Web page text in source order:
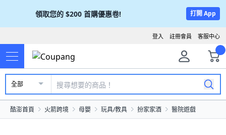
領取您的 $200 首購優惠卷! 打開 App
客服中心
註冊會員
登入
全部
酷澎首頁 火箭跨境 母嬰 玩具/教具 扮家家酒 醫院遊戲